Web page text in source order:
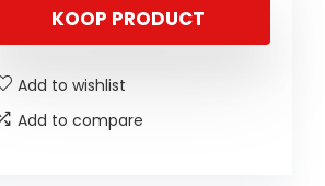
KOOP PRODUCT
Add to wishlist
Add to compare